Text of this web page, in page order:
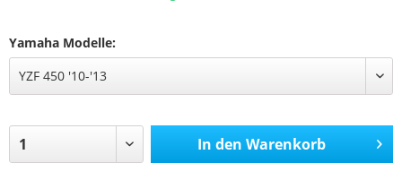
Yamaha Modelle:
In den Warenkorb